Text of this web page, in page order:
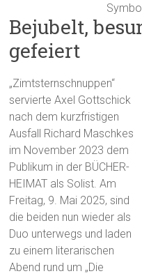
Bejubelt,
gefeiert
„Zimtsternschnuppen“
servierte Axel Gottschick
nach dem kurzfristigen
Ausfall Richard Maschkes
im November 2023 dem
Publikum in der BÜCHER-
HEIMAT als Solist. Am
Freitag, 9. Mai 2025, sind
die beiden nun wieder als
Duo unterwegs und laden
zu einem literarischen
Abend rund um „Die